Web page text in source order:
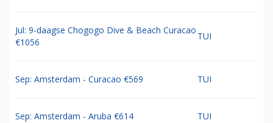
Jul: 9-daagse Chogogo Dive & Beach Curacao
€1056
TUI
Sep: Amsterdam - Curacao €569 TUI
Sep: Amsterdam - Aruba €614 TUI